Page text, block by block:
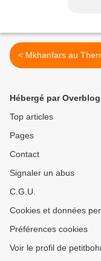
< Mkhanfars au
Hébergé par Overblog
Top articles
Pages
Contact
Signaler un abus
C.G.U.
Cookies et données
Préférences cookies
Voir le profil de